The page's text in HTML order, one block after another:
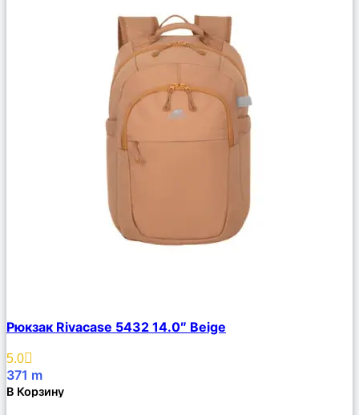
Описание
Избранное
Рюкзак Rivacase 5432 14.0″ Beige
5.0
371 m
В Корзину